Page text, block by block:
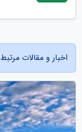
اخبار و مقالات مرتبط